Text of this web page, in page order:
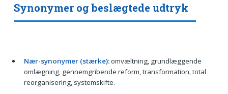
Synonymer og beslægtede udtryk
Nær-synonymer (stærke):omvæltning, grundlæggende
omlægning, gennemgribende reform, transformation, total
reorganisering, systemskifte.